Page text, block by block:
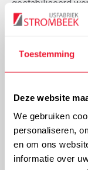
Toestemming
Deze website
We gebruiken
personaliseren,
en om ons
informatie over
gestabiliseerd
gesloten serre
te houden (normale
Wij bepalen
ingenieurs staat
de installatie